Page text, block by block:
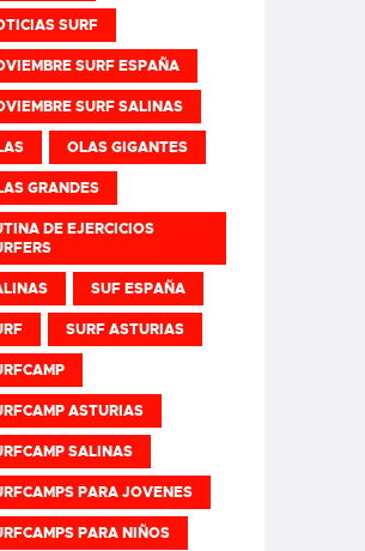
SURF
SURF ESPAÑA
SURF SALINAS
OLAS GIGANTES
GRANDES
DE EJERCICIOS
SUF ESPAÑA
SURF ASTURIAS
ASTURIAS
SALINAS
PARA JOVENES
PARA NIÑOS